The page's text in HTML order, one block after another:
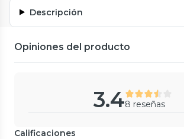
Descripción
Opiniones del producto
3.48 reseñas
Calificaciones